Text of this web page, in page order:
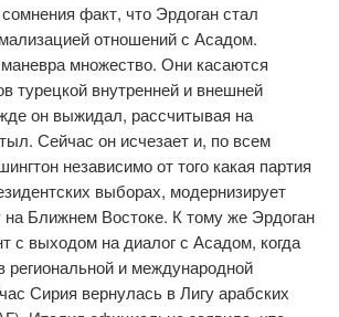
факт, что Эрдоган стал
отношений с Асадом.
маневра множество. Они касаются
турецкой внутренней и внешней
он выжидал, рассчитывая на
Сейчас он исчезает и, по всем
независимо от того какая партия
выборах, модернизирует
на Ближнем Востоке. К тому же Эрдоган
с выходом на диалог с Асадом, когда
региональной и международной
Сирия вернулась в Лигу арабских